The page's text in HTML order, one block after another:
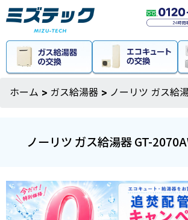
ホーム > ガス給湯器 > ノーリツ ガス給
ノーリツ ガス給湯器 GT-